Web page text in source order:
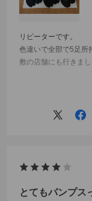
リピーターです。
色違いで全部で5足所
敷の店舗にも行きま
お友達もオシャレと
やすいし疲れないと
とてもパンプス